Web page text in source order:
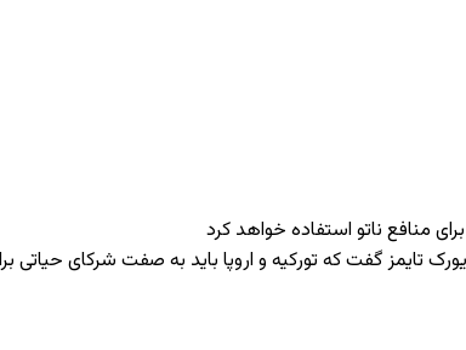
منافع ناتو استفاده خواهد کرد
تایمز گفت که تورکیه و اروپا باید به صفت شرکای